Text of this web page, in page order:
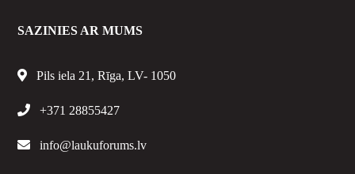
SAZINIES AR MUMS
Pils iela 21, Rīga, LV- 1050
+371 28855427
info@laukuforums.lv